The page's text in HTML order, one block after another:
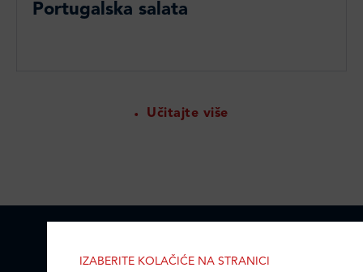
Portugalska salata
Učitajte više
IZABERITE KOLAČIĆE NA STRANICI